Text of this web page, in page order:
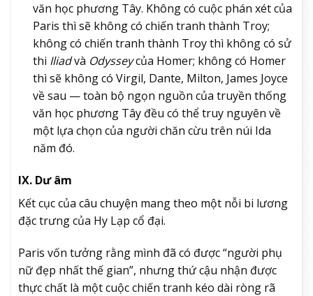
văn học phương Tây. Không có cuộc phán xét của
Paris thì sẽ không có chiến tranh thành Troy;
không có chiến tranh thành Troy thì không có sử
thi Iliadvà Odysseycủa Homer; không có Homer
thì sẽ không có Virgil, Dante, Milton, James Joyce
về sau — toàn bộ ngọn nguồn của truyền thống
văn học phương Tây đều có thể truy nguyên về
một lựa chọn của người chăn cừu trên núi Ida
năm đó.
IX. Dư âm
Kết cục của câu chuyện mang theo một nỗi bi lương
đặc trưng của Hy Lạp cổ đại.
Paris vốn tưởng rằng mình đã có được “người phụ
nữ đẹp nhất thế gian”, nhưng thứ cậu nhận được
thực chất là một cuộc chiến tranh kéo dài ròng rã